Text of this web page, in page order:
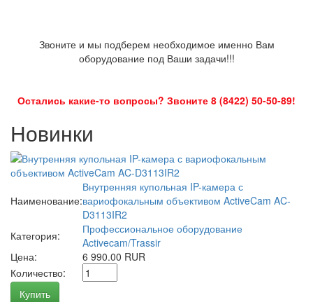
Звоните и мы подберем необходимое именно Вам
оборудование под Ваши задачи!!!
Остались какие-то вопросы? Звоните 8 (8422) 50-50-89!
Новинки
Наименование:
Внутренняя купольная IP-камера с
вариофокальным объективом ActiveCam AC-
D3113IR2
Категория:
Профессиональное оборудование
Activecam/Trassir
Цена:
6 990.00 RUR
Количество:
Купить